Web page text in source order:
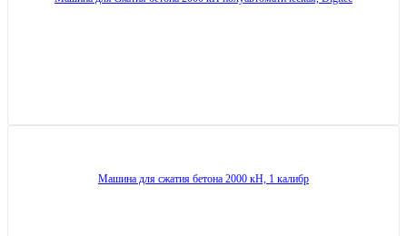
Машина для сжатия бетона 2000 кН, 1 калибр